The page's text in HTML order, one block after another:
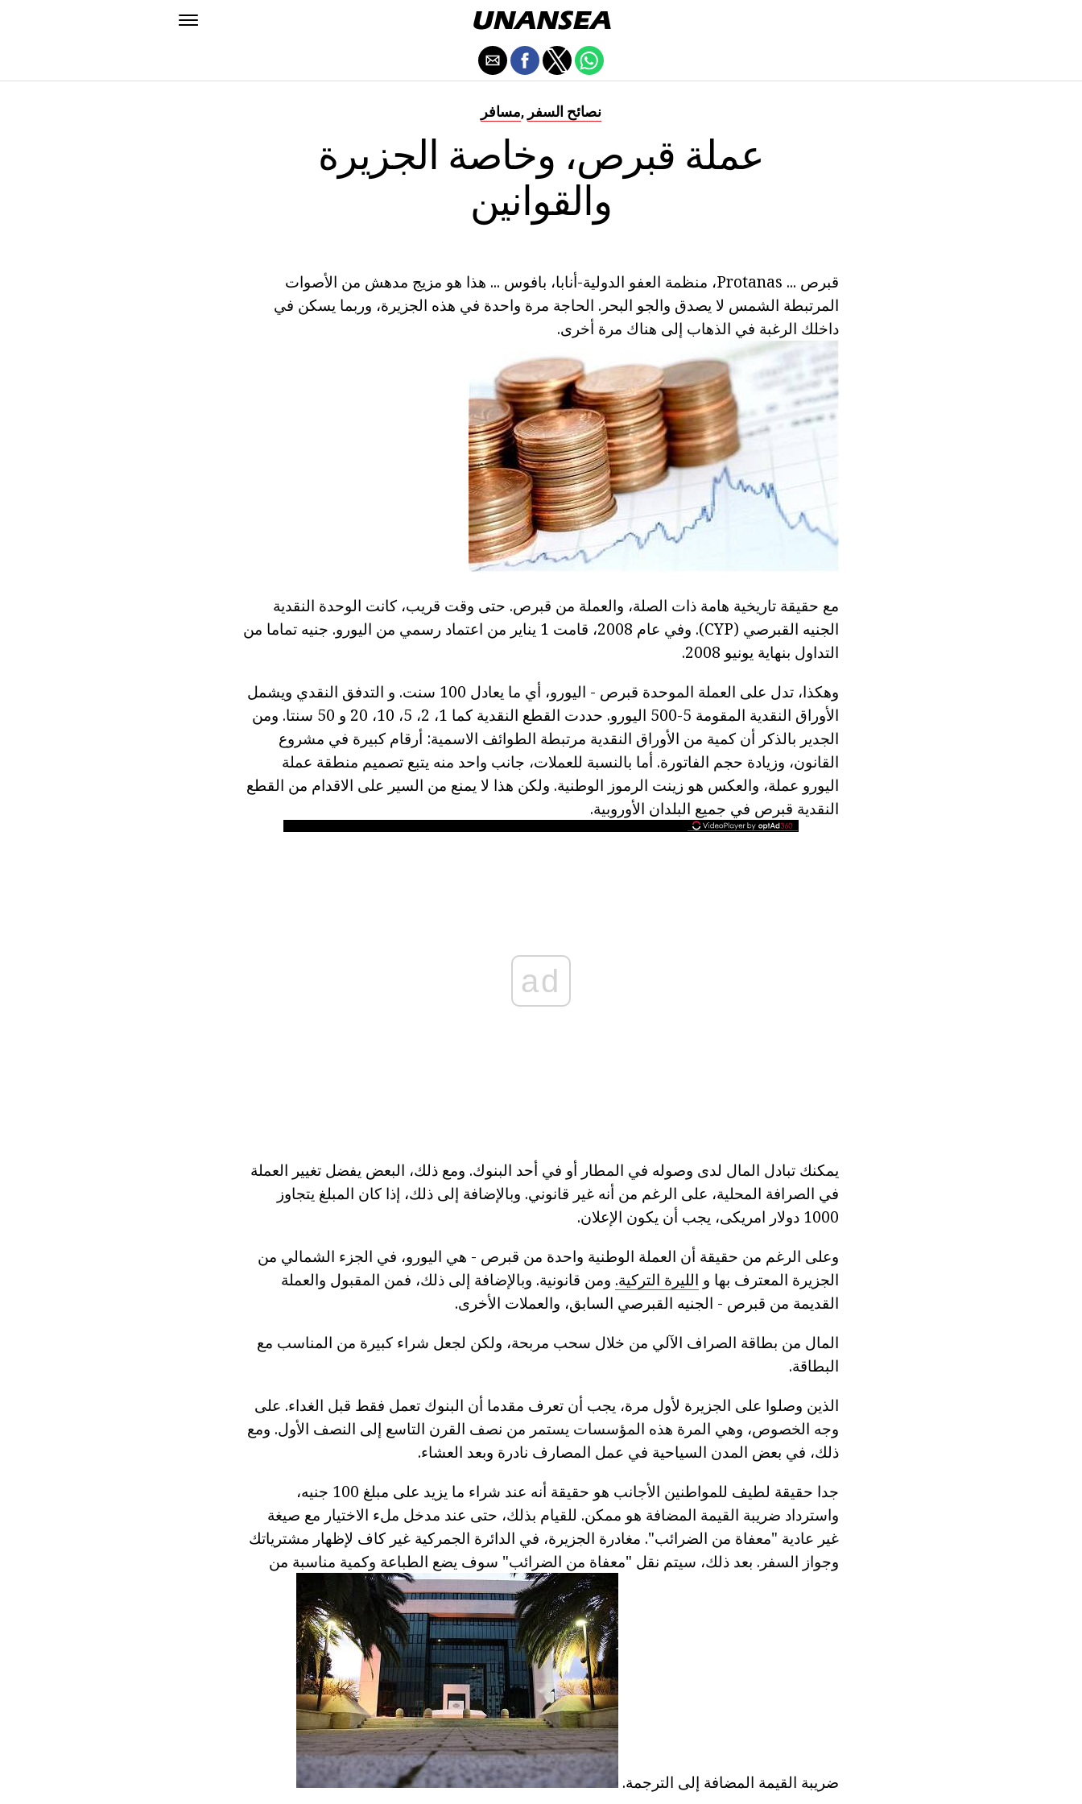
مسافر, نصائح السفر
عملة قبرص، وخاصة الجزيرة
والقوانين
قبرص ... Protanas، منظمة العفو الدولية-أنابا، بافوس ... هذا هو مزيج مدهش من الأصوات
المرتبطة الشمس لا يصدق والجو البحر. الحاجة مرة واحدة في هذه الجزيرة، وربما يسكن في
داخلك الرغبة في الذهاب إلى هناك مرة أخرى.
مع حقيقة تاريخية هامة ذات الصلة، والعملة من قبرص. حتى وقت قريب، كانت الوحدة النقدية
الجنيه القبرصي (CYP). وفي عام 2008، قامت 1 يناير من اعتماد رسمي من اليورو. جنيه تماما من
التداول بنهاية يونيو 2008.
وهكذا، تدل على العملة الموحدة قبرص - اليورو، أي ما يعادل 100 سنت. و التدفق النقدي ويشمل
الأوراق النقدية المقومة 5-500 اليورو. حددت القطع النقدية كما 1، 2، 5، 10، 20 و 50 سنتا. ومن
الجدير بالذكر أن كمية من الأوراق النقدية مرتبطة الطوائف الاسمية: أرقام كبيرة في مشروع
القانون، وزيادة حجم الفاتورة. أما بالنسبة للعملات، جانب واحد منه يتبع تصميم منطقة عملة
اليورو عملة، والعكس هو زينت الرموز الوطنية. ولكن هذا لا يمنع من السير على الاقدام من القطع
النقدية قبرص في جميع البلدان الأوروبية.
ad
يمكنك تبادل المال لدى وصوله في المطار أو في أحد البنوك. ومع ذلك، البعض يفضل تغيير العملة
في الصرافة المحلية، على الرغم من أنه غير قانوني. وبالإضافة إلى ذلك، إذا كان المبلغ يتجاوز
1000 دولار امريكى، يجب أن يكون الإعلان.
وعلى الرغم من حقيقة أن العملة الوطنية واحدة من قبرص - هي اليورو، في الجزء الشمالي من
الجزيرة المعترف بها و الليرة التركية. ومن قانونية. وبالإضافة إلى ذلك، فمن المقبول والعملة
القديمة من قبرص - الجنيه القبرصي السابق، والعملات الأخرى.
المال من بطاقة الصراف الآلي من خلال سحب مربحة، ولكن لجعل شراء كبيرة من المناسب مع
البطاقة.
الذين وصلوا على الجزيرة لأول مرة، يجب أن تعرف مقدما أن البنوك تعمل فقط قبل الغداء. على
وجه الخصوص، وهي المرة هذه المؤسسات يستمر من نصف القرن التاسع إلى النصف الأول. ومع
ذلك، في بعض المدن السياحية في عمل المصارف نادرة وبعد العشاء.
جدا حقيقة لطيف للمواطنين الأجانب هو حقيقة أنه عند شراء ما يزيد على مبلغ 100 جنيه،
واسترداد ضريبة القيمة المضافة هو ممكن. للقيام بذلك، حتى عند مدخل ملء الاختيار مع صيغة
غير عادية "معفاة من الضرائب". مغادرة الجزيرة، في الدائرة الجمركية غير كاف لإظهار مشترياتك
وجواز السفر. بعد ذلك، سيتم نقل "معفاة من الضرائب" سوف يضع الطباعة وكمية مناسبة من
ضريبة القيمة المضافة إلى الترجمة.